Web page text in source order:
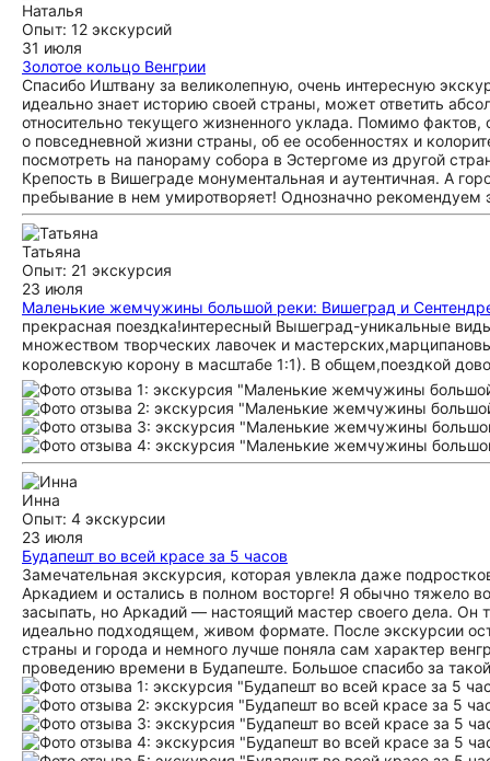
Наталья
Опыт: 12 экскурсий
31 июля
Золотое кольцо Венгрии
Спасибо Иштвану за великолепную, очень интересную
идеально знает историю своей страны, может ответить
относительно текущего жизненного уклада. Помимо
о повседневной жизни страны, об ее особенностях и
посмотреть на панораму собора в Эстергоме из другой
Крепость в Вишеграде монументальная и аутентичная. А
пребывание в нем умиротворяет! Однозначно рекомендуем
Татьяна
Опыт: 21 экскурсия
23 июля
Маленькие жемчужины большой реки: Вишеград и
прекрасная поездка!интересный Вышеград-уникальные
множеством творческих лавочек и
королевскую корону в масштабе 1:1). В общем,поездкой
Инна
Опыт: 4 экскурсии
23 июля
Будапешт во всей красе за 5 часов
Замечательная экскурсия, которая увлекла даже
Аркадием и остались в полном восторге! Я обычно тяжело
засыпать, но Аркадий — настоящий мастер своего дела. Он
идеально подходящем, живом формате. После экскурсии
страны и города и немного лучше поняла сам характер
проведению времени в Будапеште. Большое спасибо за